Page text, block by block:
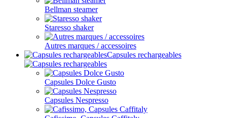
Bellman steamer
Staresso shaker
Autres marques / accessoires
Capsules rechargeables
Capsules Dolce Gusto
Capsules Nespresso